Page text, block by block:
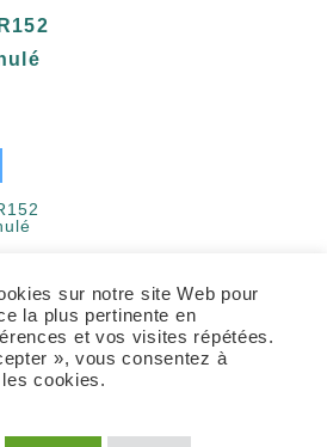
sur notre site Web pour
la plus pertinente en
et vos visites répétées.
», vous consentez à
les cookies.